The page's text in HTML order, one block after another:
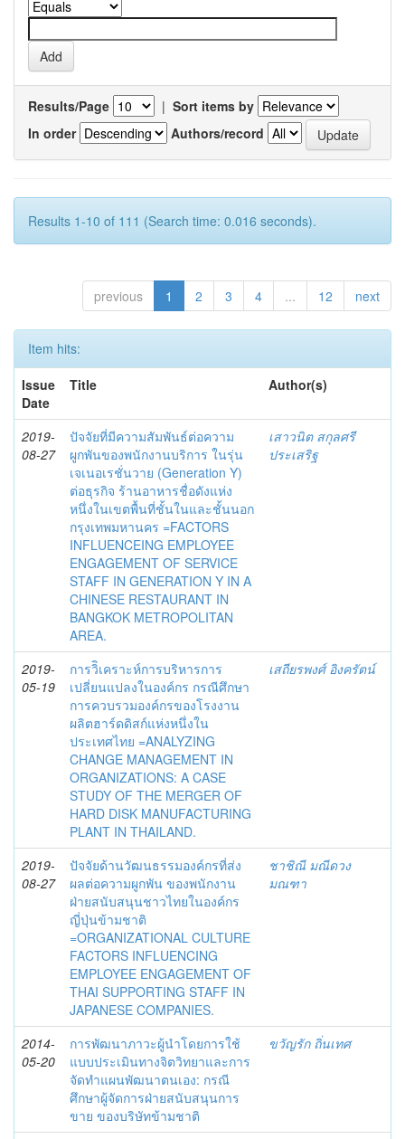
Results/Page | Sort items by
In order
Authors/record
Results 1-10 of 111 (Search time: 0.016 seconds).
previous 1 2 3 4 ... 12 next
Item hits:
Issue
Date
Title Author(s)
2019-
08-27
ปัจจัยที่มีความสัมพันธ์ต่อความ
ผูกพันของพนักงานบริการ ในรุ่น
เจเนอเรชั่นวาย (Generation Y)
ต่อธุรกิจ ร้านอาหารชื่อดังแห่ง
หนึ่งในเขตพื้นที่ชั้นในและชั้นนอก
กรุงเทพมหานคร =FACTORS
INFLUENCEING EMPLOYEE
ENGAGEMENT OF SERVICE
STAFF IN GENERATION Y IN A
CHINESE RESTAURANT IN
BANGKOK METROPOLITAN
AREA.
เสาวนิต สกุลศรี
ประเสริฐ
2019-
05-19
การวิิเคราะห์การบริหารการ
เปลี่ยนแปลงในองค์กร กรณีศึกษา
การควบรวมองค์กรของโรงงาน
ผลิตฮาร์ดดิสก์แห่งหนึ่งใน
ประเทศไทย =ANALYZING
CHANGE MANAGEMENT IN
ORGANIZATIONS: A CASE
STUDY OF THE MERGER OF
HARD DISK MANUFACTURING
PLANT IN THAILAND.
เสถียรพงศ์ อิงครัตน์
2019-
08-27
ปัจจัยด้านวัฒนธรรมองค์กรที่ส่ง
ผลต่อความผูกพัน ของพนักงาน
ฝ่ายสนับสนุนชาวไทยในองค์กร
ญี่ปุ่นข้ามชาติ
=ORGANIZATIONAL CULTURE
FACTORS INFLUENCING
EMPLOYEE ENGAGEMENT OF
THAI SUPPORTING STAFF IN
JAPANESE COMPANIES.
ชาชิณี มณีดวง
มณฑา
2014-
05-20
การพัฒนาภาวะผู้นำโดยการใช้
แบบประเมินทางจิตวิทยาและการ
จัดทำแผนพัฒนาตนเอง: กรณี
ศึกษาผู้จัดการฝ่ายสนับสนุนการ
ขาย ของบริษัทข้ามชาติ
ขวัญรัก ถิ่นเทศ